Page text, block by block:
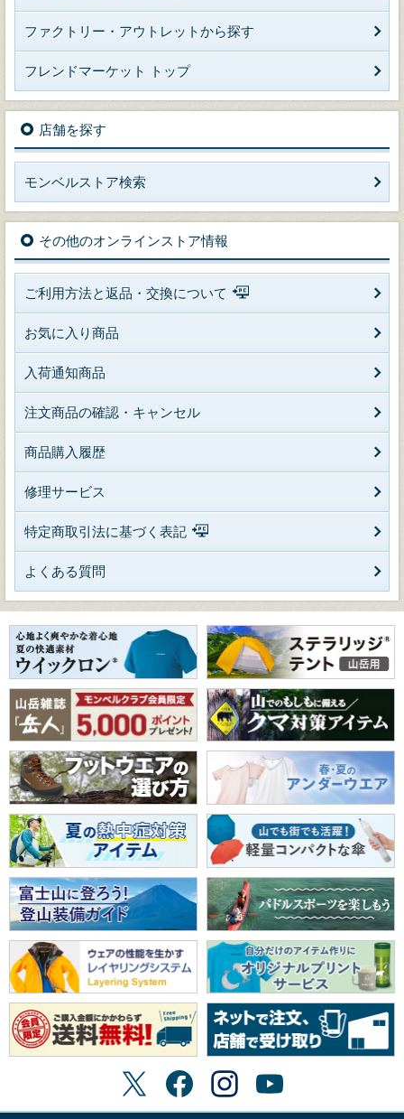
ファクトリー・アウトレットから探す
フレンドマーケット トップ
店舗を探す
モンベルストア検索
その他のオンラインストア情報
ご利用方法と返品・交換について
お気に入り商品
入荷通知商品
注文商品の確認・キャンセル
商品購入履歴
修理サービス
特定商取引法に基づく表記
よくある質問